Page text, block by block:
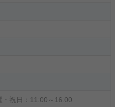
祝日：11:00～16:00